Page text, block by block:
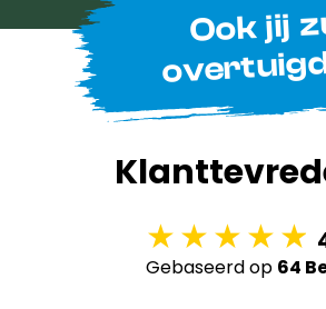
Ook jij
Gebaseerd op 64